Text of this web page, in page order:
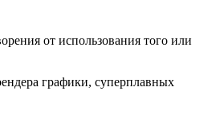
от использования того или
графики, суперплавных